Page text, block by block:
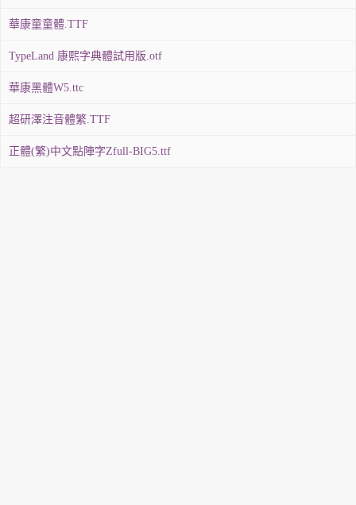
華康童童體.TTF
TypeLand 康熙字典體試用版.otf
華康黑體W5.ttc
超研澤注音體繁.TTF
正體(繁)中文點陣字Zfull-BIG5.ttf